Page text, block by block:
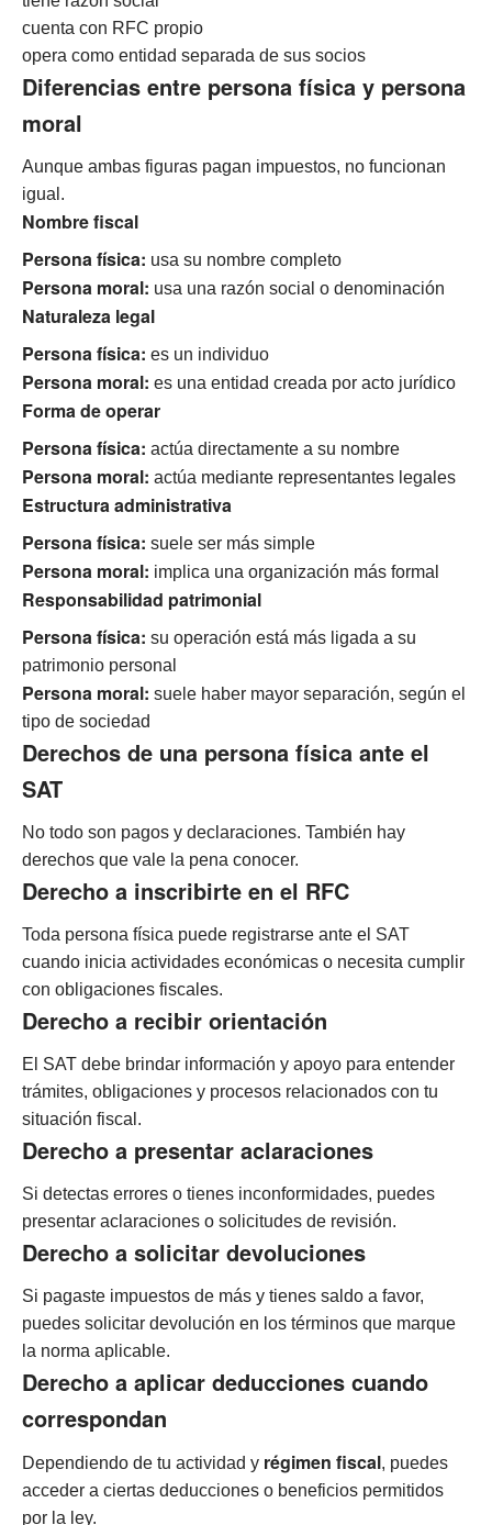
cuenta con RFC propio
opera como entidad separada de sus socios
Diferencias entre persona física y persona
moral
Aunque ambas figuras pagan impuestos, no funcionan
igual.
Nombre fiscal
Persona física: usa su nombre completo
Persona moral: usa una razón social o denominación
Naturaleza legal
Persona física: es un individuo
Persona moral: es una entidad creada por acto jurídico
Forma de operar
Persona física: actúa directamente a su nombre
Persona moral: actúa mediante representantes legales
Estructura administrativa
Persona física: suele ser más simple
Persona moral: implica una organización más formal
Responsabilidad patrimonial
Persona física: su operación está más ligada a su
patrimonio personal
Persona moral: suele haber mayor separación, según el
tipo de sociedad
Derechos de una persona física ante el
SAT
No todo son pagos y declaraciones. También hay
derechos que vale la pena conocer.
Derecho a inscribirte en el RFC
Toda persona física puede registrarse ante el SAT
cuando inicia actividades económicas o necesita cumplir
con obligaciones fiscales.
Derecho a recibir orientación
El SAT debe brindar información y apoyo para entender
trámites, obligaciones y procesos relacionados con tu
situación fiscal.
Derecho a presentar aclaraciones
Si detectas errores o tienes inconformidades, puedes
presentar aclaraciones o solicitudes de revisión.
Derecho a solicitar devoluciones
Si pagaste impuestos de más y tienes saldo a favor,
puedes solicitar devolución en los términos que marque
la norma aplicable.
Derecho a aplicar deducciones cuando
correspondan
Dependiendo de tu actividad y régimen fiscal, puedes
acceder a ciertas deducciones o beneficios permitidos
por la ley.